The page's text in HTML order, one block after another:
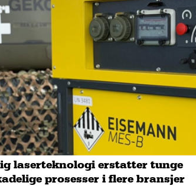
laserteknologi erstatter tunge
prosesser i flere bransjer